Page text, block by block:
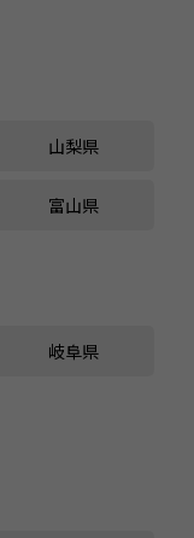
山梨県
富山県
岐阜県